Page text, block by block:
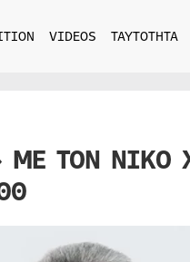
VIDEOS ΤΑΥΤΟΤΗΤΑ
ΤΟΝ ΝΙΚΟ